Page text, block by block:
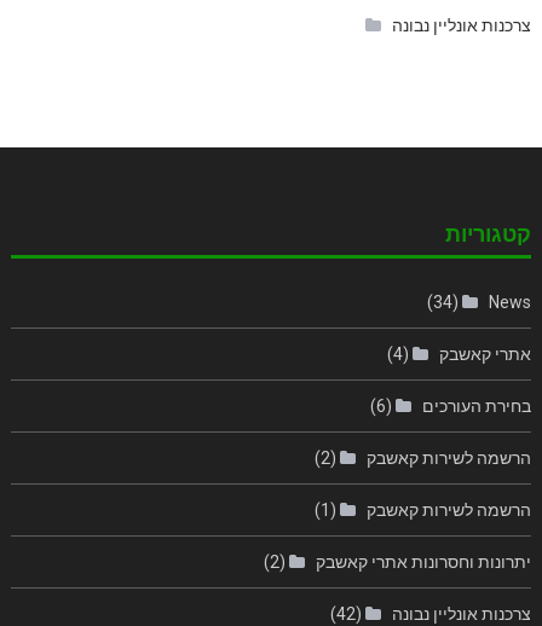
צרכנות אונליין נבונה
קטגוריות
News
(34)
אתרי קאשבק (4)
בחירת העורכים (6)
הרשמה לשירות קאשבק (2)
הרשמה לשירות קאשבק (1)
יתרונות וחסרונות אתרי קאשבק (2)
צרכנות אונליין נבונה (42)